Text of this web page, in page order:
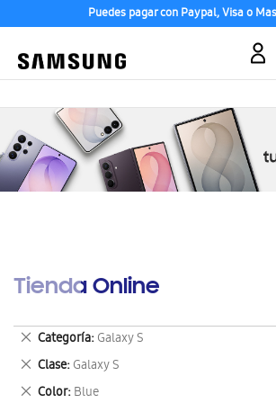
Puedes pagar con Paypal, Visa o
Tienda Online
Categoría Galaxy S
Eliminar
este
artículo
Clase Galaxy S
Eliminar
este
Color Blue
Eliminar